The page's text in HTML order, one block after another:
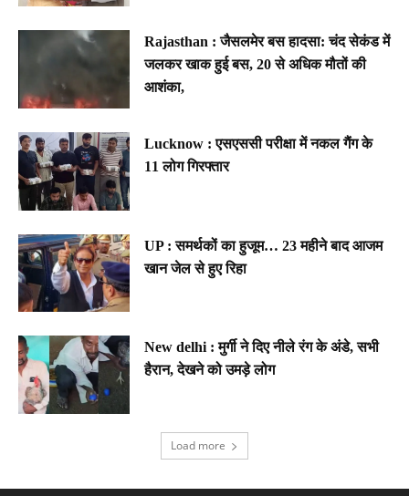
Rajasthan : जैसलमेर बस हादसा: चंद सेकंड में
जलकर खाक हुई बस, 20 से अधिक मौतों की
आशंका,
Lucknow : एसएससी परीक्षा में नकल गैंग के
11 लोग गिरफ्तार
UP : समर्थकों का हुजूम… 23 महीने बाद आजम
खान जेल से हुए रिहा
New delhi : मुर्गी ने दिए नीले रंग के अंडे, सभी
हैरान, देखने को उमड़े लोग
Load more